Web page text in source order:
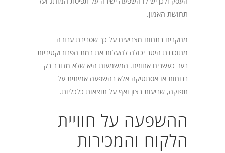
תחושת האמון.
מחקרים בתחום מצביעים על כך שסביבת עבודה
מתוכננת היטב יכולה להעלות את רמת הפרודוקטיביות
בעד כעשרים אחוזים. המשמעות היא שלא מדובר רק
בנוחות או אסתטיקה אלא בהשפעה אמיתית על
תפוקה, שביעות רצון ואף על תוצאות כלכליות.
ההשפעה על חוויית
הלקוח והמכירות